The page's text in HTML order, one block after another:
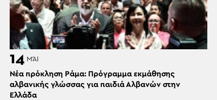
14 ΜΆΙ
Νέα πρόκληση Ράμα: Πρόγραμμα εκμάθησης
αλβανικής γλώσσας για παιδιά Αλβανών στην
Ελλάδα